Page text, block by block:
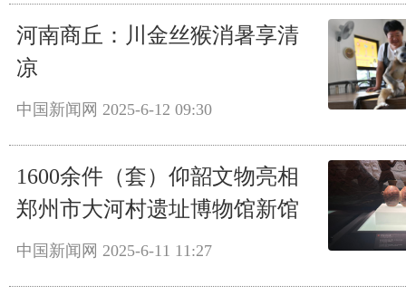
河南商丘：川金丝猴消暑享清
凉
中国新闻网 2025-6-12 09:30
1600余件（套）仰韶文物亮相
郑州市大河村遗址博物馆新馆
中国新闻网 2025-6-11 11:27